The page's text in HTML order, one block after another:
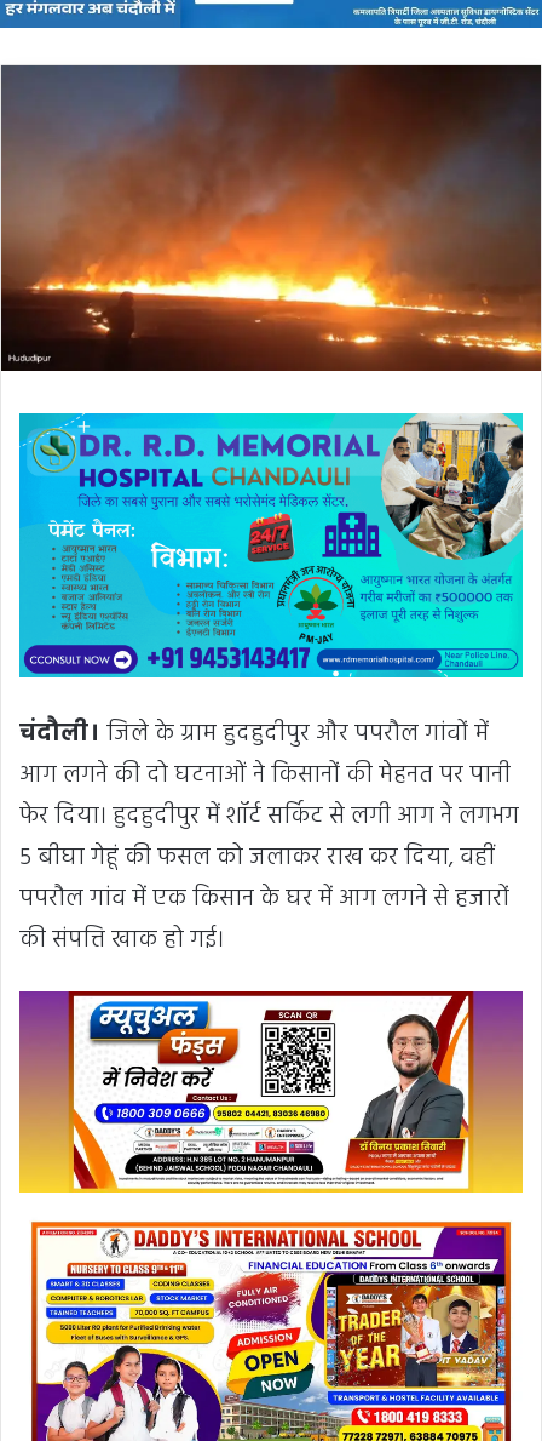
चंदौली। जिले के ग्राम हुदहुदीपुर और पपरौल गांवों में
आग लगने की दो घटनाओं ने किसानों की मेहनत पर पानी
फेर दिया। हुदहुदीपुर में शॉर्ट सर्किट से लगी आग ने लगभग
5 बीघा गेहूं की फसल को जलाकर राख कर दिया, वहीं
पपरौल गांव में एक किसान के घर में आग लगने से हजारों
की संपत्ति खाक हो गई।